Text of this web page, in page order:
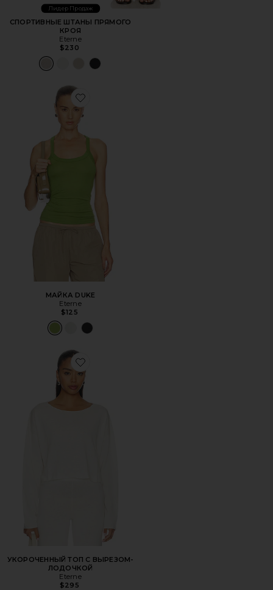
Лидер Продаж
СПОРТИВНЫЕ ШТАНЫ ПРЯМОГО
КРОЯ
Eterne
$230
Favorite МАЙКА DUKE
МАЙКА DUKE
Eterne
$125
Favorite УКОРОЧЕННЫЙ ТОП С ВЫРЕЗОМ-ЛОДОЧКОЙ
УКОРОЧЕННЫЙ ТОП С ВЫРЕЗОМ-
ЛОДОЧКОЙ
Eterne
$295